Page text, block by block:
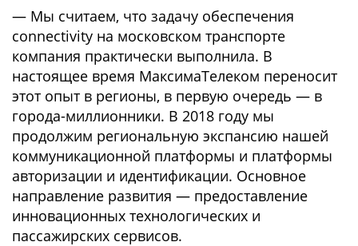
— Мы считаем, что задачу обеспечения
connectivity на московском транспорте
компания практически выполнила. В
настоящее время МаксимаТелеком переносит
этот опыт в регионы, в первую очередь — в
города-миллионники. В 2018 году мы
продолжим региональную экспансию нашей
коммуникационной платформы и платформы
авторизации и идентификации. Основное
направление развития — предоставление
инновационных технологических и
пассажирских сервисов.